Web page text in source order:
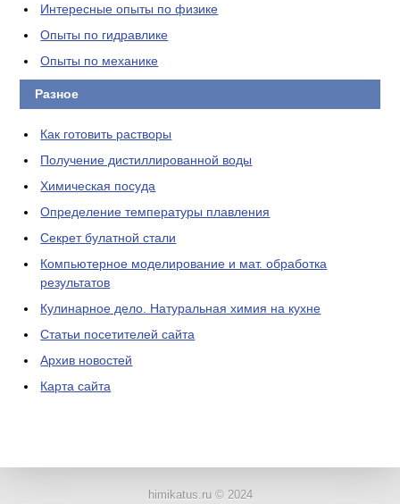
Интересные опыты по физике
Опыты по гидравлике
Опыты по механике
Разное
Как готовить растворы
Получение дистиллированной воды
Химическая посуда
Определение температуры плавления
Секрет булатной стали
Компьютерное моделирование и мат. обработка
результатов
Кулинарное дело. Натуральная химия на кухне
Статьи посетителей сайта
Архив новостей
Карта сайта
himikatus.ru © 2024